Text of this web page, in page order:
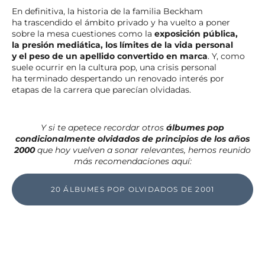
En definitiva, la historia de la familia Beckham
ha trascendido el ámbito privado y ha vuelto a poner
sobre la mesa cuestiones como la exposición pública,
la presión mediática, los límites de la vida personal
y el peso de un apellido convertido en marca. Y, como
suele ocurrir en la cultura pop, una crisis personal
ha terminado despertando un renovado interés por
etapas de la carrera que parecían olvidadas.
Y si te apetece recordar otros álbumes pop
condicionalmente olvidados de principios de los años
2000que hoy vuelven a sonar relevantes, hemos reunido
más recomendaciones aquí:
20 ÁLBUMES POP OLVIDADOS DE 2001